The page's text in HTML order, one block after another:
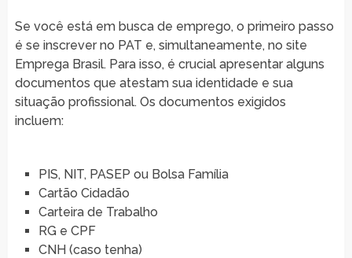
Se você está em busca de emprego, o primeiro passo
é se inscrever no PAT e, simultaneamente, no site
Emprega Brasil. Para isso, é crucial apresentar alguns
documentos que atestam sua identidade e sua
situação profissional. Os documentos exigidos
incluem:
PIS, NIT, PASEP ou Bolsa Família
Cartão Cidadão
Carteira de Trabalho
RG e CPF
CNH (caso tenha)